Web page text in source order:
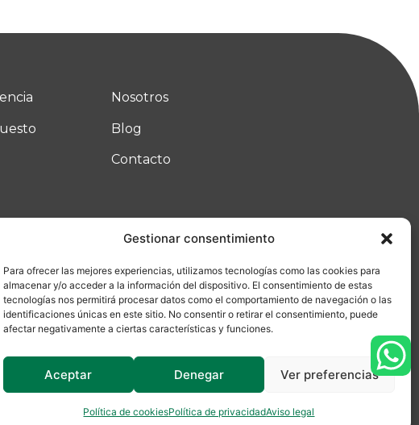
Gestionar consentimiento
Para ofrecer las mejores experiencias, utilizamos tecnologías como las cookies para
almacenar y/o acceder a la información del dispositivo. El consentimiento de estas
tecnologías nos permitirá procesar datos como el comportamiento de navegación o las
identificaciones únicas en este sitio. No consentir o retirar el consentimiento, puede
afectar negativamente a ciertas características y funciones.
Aceptar Denegar Ver preferencias
Política de cookiesPolítica de privacidadAviso legal
Nosotros
Blog
Contacto